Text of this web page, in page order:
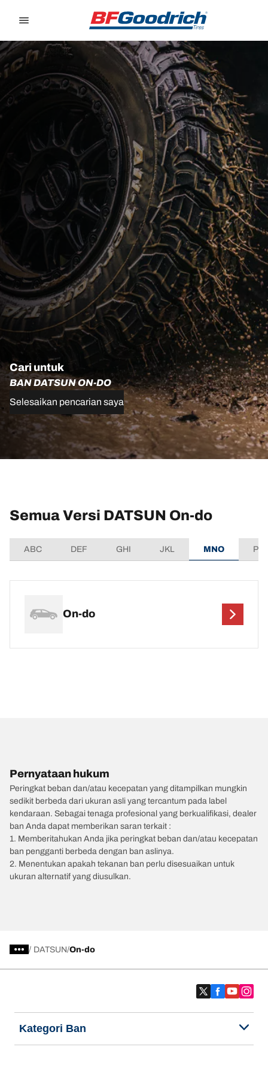
Cari untuk
BAN DATSUN ON-DO
Selesaikan pencarian saya
Semua Versi DATSUN On-do
ABC DEF GHI JKL MNO
On-do
Pernyataan hukum
Peringkat beban dan/atau kecepatan yang ditampilkan mungkin
sedikit berbeda dari ukuran asli yang tercantum pada label
kendaraan. Sebagai tenaga profesional yang berkualifikasi, dealer
ban Anda dapat memberikan saran terkait :
1. Memberitahukan Anda jika peringkat beban dan/atau kecepatan
ban pengganti berbeda dengan ban aslinya.
2. Menentukan apakah tekanan ban perlu disesuaikan untuk
ukuran alternatif yang diusulkan.
/ DATSUN On-do
Kategori Ban